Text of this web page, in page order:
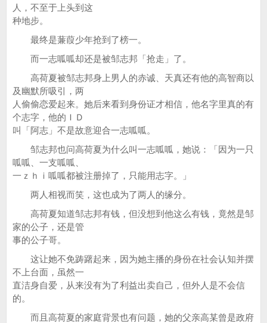
人，不至于上头到这
种地步。
最终是蒹葭少年抢到了榜一。
而一志呱呱却还是被邹志邦「抢走」了。
高荷夏被邹志邦身上男人的赤诚、天真还有他的高智商以
及幽默所吸引，两
人偷偷恋爱起来。她后来看到身份证才相信，他名字里真的有
个志字，他的ＩＤ
叫「阿志」不是故意迎合一志呱呱。
邹志邦也问高荷夏为什么叫一志呱呱，她说：「因为一只
呱呱、一支呱呱、
一ｚｈｉ呱呱都被注册掉了，只能用志字。」
两人相视而笑，这也成为了两人的缘分。
高荷夏知道邹志邦有钱，但没想到他这么有钱，竟然是邹
家的公子，还是管
事的公子哥。
这让她不免踌躇起来，因为她主播的身份在社会认知并摆
不上台面，虽然一
直洁身自爱，从来没有为了利益出卖自己，但外人是不会信
的。
而且高荷夏的家庭背景也有问题，她的父亲高某曾是政府